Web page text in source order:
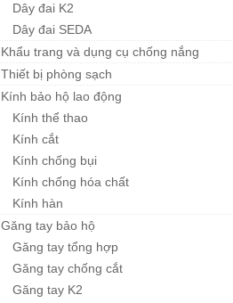
Dây đai K2
Dây đai SEDA
Khẩu trang và dụng cụ chống nắng
Thiết bị phòng sạch
Kính bảo hộ lao động
Kính thể thao
Kính cắt
Kính chống bụi
Kính chống hóa chất
Kính hàn
Găng tay bảo hộ
Găng tay tổng hợp
Găng tay chống cắt
Găng tay K2